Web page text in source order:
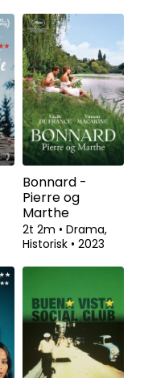
Bonnard -
Pierre og
Marthe
2t 2m • Drama,
Historisk • 2023